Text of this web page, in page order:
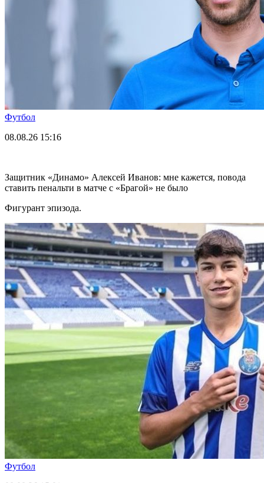
Футбол
08.08.26 15:16
Защитник «Динамо» Алексей Иванов: мне кажется, повода
ставить пенальти в матче с «Брагой» не было
Фигурант эпизода.
Футбол